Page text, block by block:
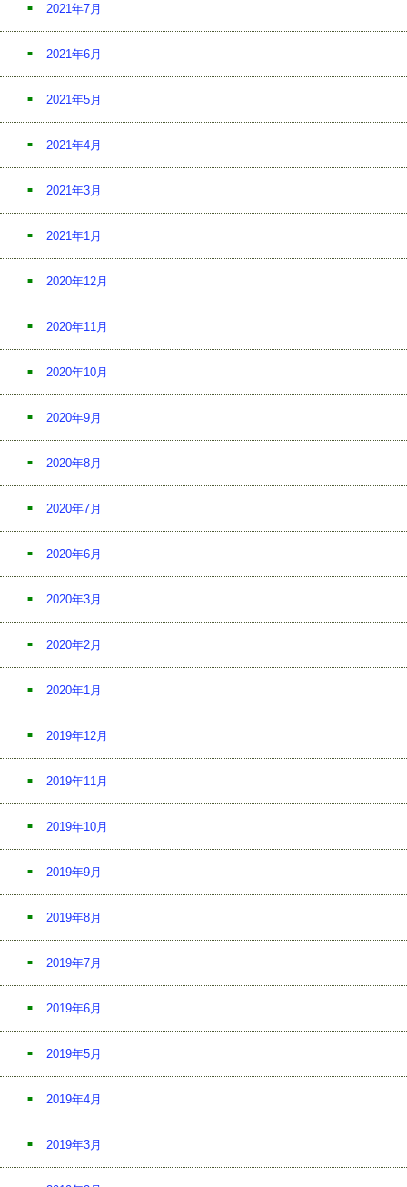
2021年7月
2021年6月
2021年5月
2021年4月
2021年3月
2021年1月
2020年12月
2020年11月
2020年10月
2020年9月
2020年8月
2020年7月
2020年6月
2020年3月
2020年2月
2020年1月
2019年12月
2019年11月
2019年10月
2019年9月
2019年8月
2019年7月
2019年6月
2019年5月
2019年4月
2019年3月